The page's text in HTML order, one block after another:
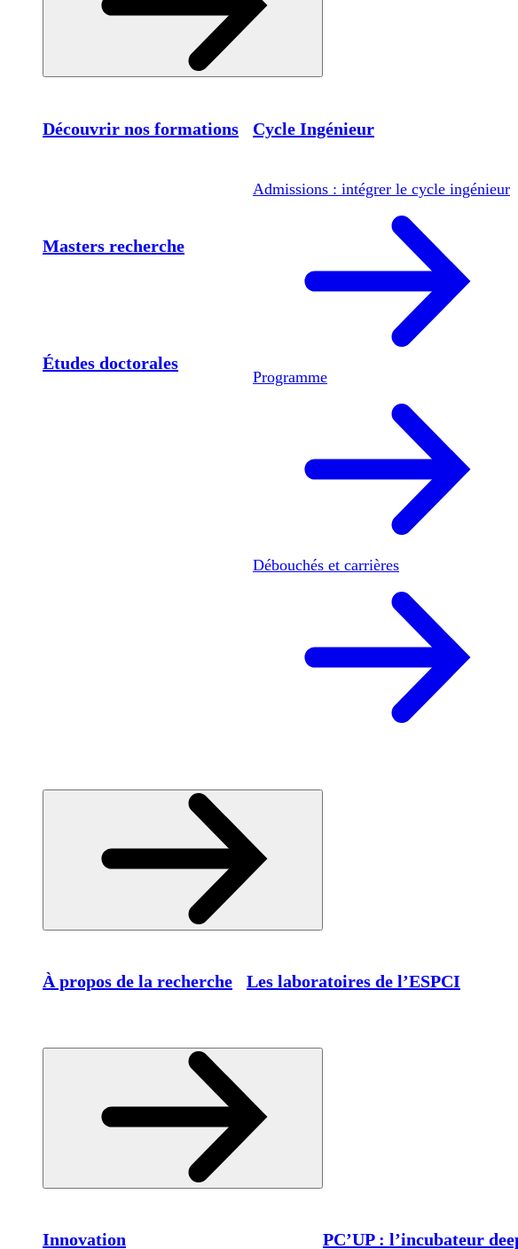
Découvrir nos formations Cycle Ingénieur
Admissions : intégrer le cycle ingénieur
Programme
Débouchés et carrières
Masters recherche
Études doctorales
À propos de la recherche Les laboratoires de l’ESPCI
Innovation PC’UP : l’incubateur